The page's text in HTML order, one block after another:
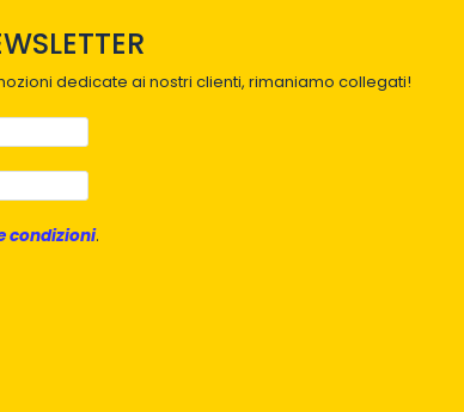
dedicate ai nostri clienti, rimaniamo collegati!
condizioni.